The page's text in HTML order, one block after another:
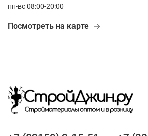
пн-вс 08:00-20:00
Посмотреть на карте